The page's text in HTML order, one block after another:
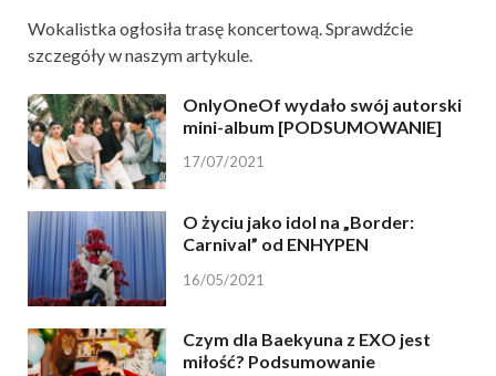
Wokalistka ogłosiła trasę koncertową. Sprawdźcie
szczegóły w naszym artykule.
OnlyOneOf wydało swój autorski
mini-album [PODSUMOWANIE]
17/07/2021
O życiu jako idol na „Border:
Carnival” od ENHYPEN
16/05/2021
Czym dla Baekyuna z EXO jest
miłość? Podsumowanie